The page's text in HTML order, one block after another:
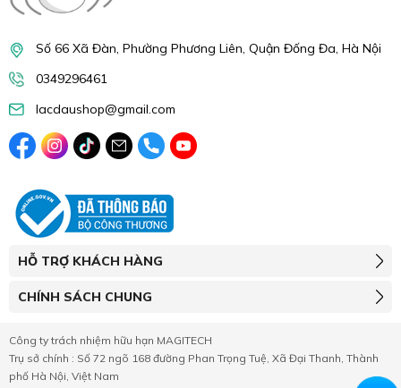
Số 66 Xã Đàn, Phường Phương Liên, Quận Đống Đa, Hà Nội
0349296461
lacdaushop@gmail.com
HỖ TRỢ KHÁCH HÀNG
CHÍNH SÁCH CHUNG
Công ty trách nhiệm hữu hạn MAGITECH
Trụ sở chính : Số 72 ngõ 168 đường Phan Trọng Tuệ, Xã Đại Thanh, Thành
phố Hà Nội, Việt Nam